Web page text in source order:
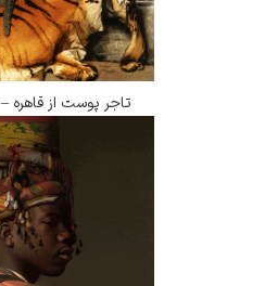
تاجر پوست از قاهره – ژان لئون ژروم